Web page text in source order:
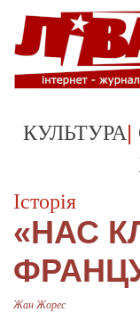
КУЛЬТУРА|
Історія
«НАС
Жан Жорес